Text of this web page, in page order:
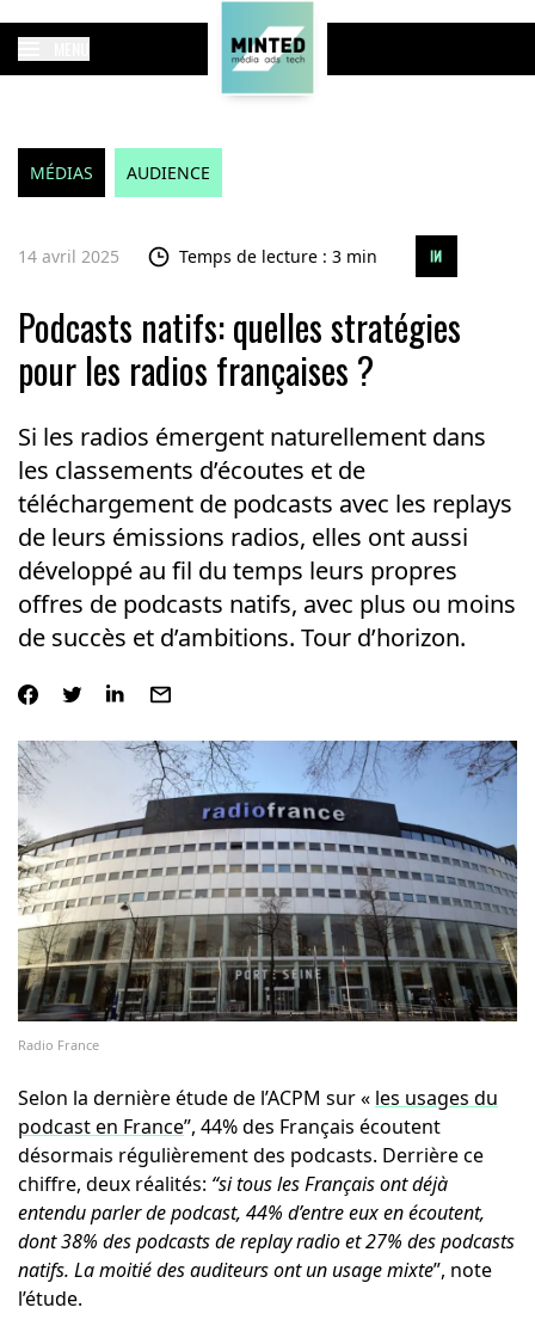
MÉDIAS AUDIENCE
14 avril 2025 Temps de lecture : 3 min
Podcasts natifs: quelles stratégies
pour les radios françaises ?
Si les radios émergent naturellement dans
les classements d’écoutes et de
téléchargement de podcasts avec les replays
de leurs émissions radios, elles ont aussi
développé au fil du temps leurs propres
offres de podcasts natifs, avec plus ou moins
de succès et d’ambitions. Tour d’horizon.
Radio France
Selon la dernière étude de l’ACPM sur « les usages du
podcast en France”, 44% des Français écoutent
désormais régulièrement des podcasts. Derrière ce
chiffre, deux réalités: “si tous les Français ont déjà
entendu parler de podcast, 44% d’entre eux en écoutent,
dont 38% des podcasts de replay radio et 27% des podcasts
natifs. La moitié des auditeurs ont un usage mixte”, note
l’étude.